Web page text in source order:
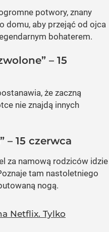
potwory, znany
domu, aby przejąć od ojca
bohaterem.
– 15
że zaczną
nie znajdą innych
– 15 czerwca
za namową rodziców idzie
tam nastoletniego
nogą.
Netflix. Tylko